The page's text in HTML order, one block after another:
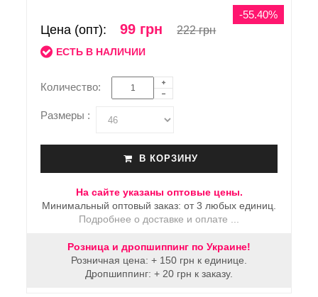
Цена (опт): 99 грн 222 грн
ЕСТЬ В НАЛИЧИИ
-55.40%
Количество:
Размеры :
В КОРЗИНУ
На сайте указаны оптовые цены.
Минимальный оптовый заказ: от 3 любых единиц.
Подробнее о доставке и оплате ...
Розница и дропшиппинг по Украине!
Розничная цена: + 150 грн к единице.
Дропшиппинг: + 20 грн к заказу.